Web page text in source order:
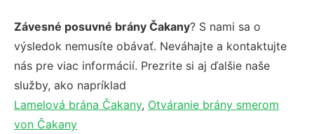
Závesné posuvné brány Čakany? S nami sa o
výsledok nemusíte obávať. Neváhajte a kontaktujte
nás pre viac informácií. Prezrite si aj ďalšie naše
služby, ako napríklad
Lamelová brána Čakany, Otváranie brány smerom
von Čakany